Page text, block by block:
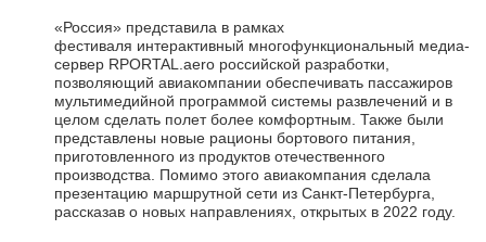
«Россия» представила в рамках
фестиваля интерактивный многофункциональный медиа-
сервер RPORTAL.aero российской разработки,
позволяющий авиакомпании обеспечивать пассажиров
мультимедийной программой системы развлечений и в
целом сделать полет более комфортным. Также были
представлены новые рационы бортового питания,
приготовленного из продуктов отечественного
производства. Помимо этого авиакомпания сделала
презентацию маршрутной сети из Санкт-Петербурга,
рассказав о новых направлениях, открытых в 2022 году.